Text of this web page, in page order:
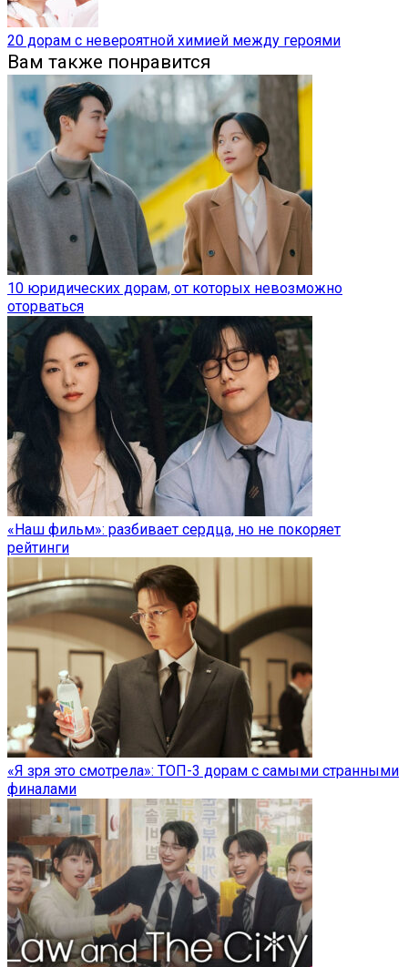
20 дорам с невероятной химией между героями
Вам также понравится
10 юридических дорам, от которых невозможно
оторваться
«Наш фильм»: разбивает сердца, но не покоряет
рейтинги
«Я зря это смотрела»: ТОП-3 дорам с самыми странными
финалами